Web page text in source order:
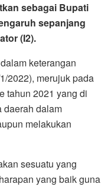
sebagai Bupati
sepanjang
(I2).
keterangan
2022), merujuk pada
tahun 2021 yang di
daerah dalam
melakukan
sesuatu yang
yang baik guna